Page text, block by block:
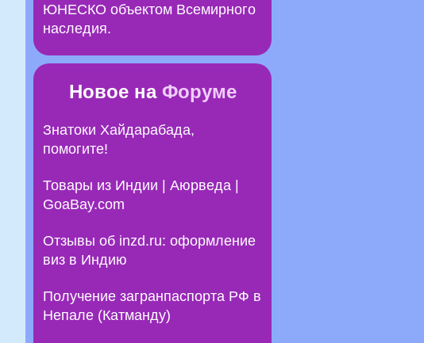
ЮНЕСКО объектом Всемирного
наследия.
Новое на Форуме
Знатоки Хайдарабада,
помогите!
Товары из Индии | Аюрведа |
GoaBay.com
Отзывы об inzd.ru: оформление
виз в Индию
Получение загранпаспорта РФ в
Непале (Катманду)